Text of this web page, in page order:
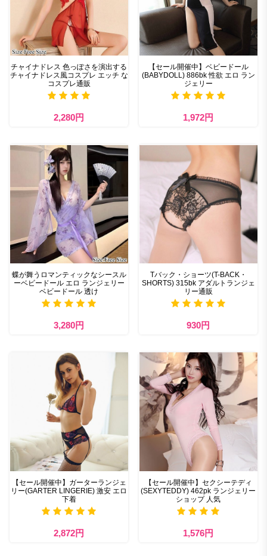
チャイナドレス 色っぽさを演出する
チャイナドレス風コスプレ エッチ な
コスプレ通販
2,280円
【セール開催中】ベビードール
(BABYDOLL) 886bk 性欲 エロ ラン
ジェリー
1,972円
蝶が舞うロマンティックなシースル
ーベビードール エロ ランジェリー
ベビードール 透け​
3,280円
Tバック・ショーツ(T-BACK・
SHORTS) 315bk アダルトランジェ
リー通販
930円
【セール開催中】ガーターランジェ
リー(GARTER LINGERIE) 激安 エロ
下着
2,872円
【セール開催中】セクシーテディ
(SEXYTEDDY) 462pk ランジェリー
ショップ 人気
1,576円